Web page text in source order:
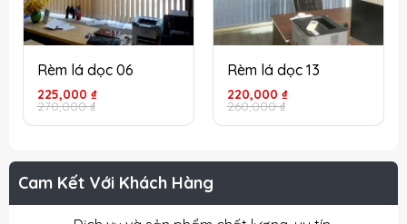
Cam Kết Với Khách Hàng
Rèm lá dọc 06
270,000₫
Giá
gốc
270,000 ₫.
225,000 ₫
Giá
hiện
là:
Rèm lá dọc 13
260,000₫
Giá
gốc
260,000 ₫.
220,000 ₫
Giá
hiện
là: